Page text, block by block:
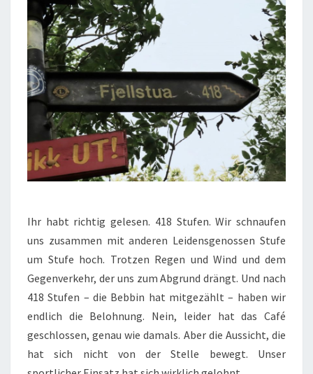
Ihr habt richtig gelesen. 418 Stufen. Wir schnaufen
uns zusammen mit anderen Leidensgenossen Stufe
um Stufe hoch. Trotzen Regen und Wind und dem
Gegenverkehr, der uns zum Abgrund drängt. Und nach
418 Stufen – die Bebbin hat mitgezählt – haben wir
endlich die Belohnung. Nein, leider hat das Café
geschlossen, genau wie damals. Aber die Aussicht, die
hat sich nicht von der Stelle bewegt. Unser